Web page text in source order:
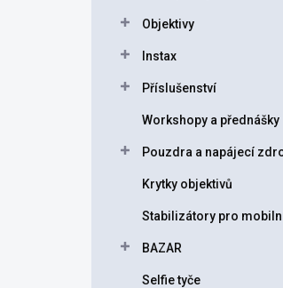
Objektivy
Instax
Příslušenství
Workshopy a přednášky
Pouzdra a napájecí
Krytky objektivů
Stabilizátory pro
BAZAR
Selfie tyče